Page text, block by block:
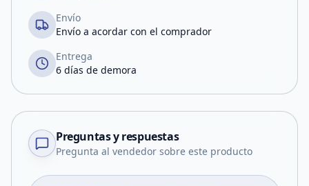
Envío
Envío a acordar con el comprador
Entrega
6 días de demora
Preguntas y respuestas
Pregunta al vendedor sobre este producto